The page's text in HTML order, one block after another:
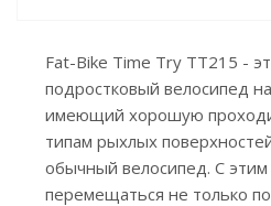
Fat-Bike Time Try TT215 -
подростковый велосипед
имеющий хорошую
типам рыхлых
обычный велосипед. С
перемещаться не только